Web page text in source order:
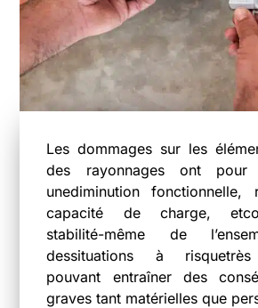
Les dommages sur les
des rayonnages ont pour
unediminution fonctionnelle,
capacité de charge,
stabilité-même de
dessituations à risquetrès
pouvant entraîner des
graves tant matérielles que